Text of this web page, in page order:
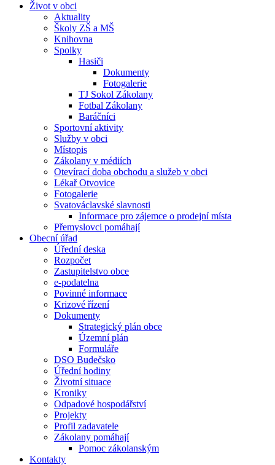
Život v obci
Aktuality
Školy ZŠ a MŠ
Knihovna
Spolky
Hasiči
Dokumenty
Fotogalerie
TJ Sokol Zákolany
Fotbal Zákolany
Baráčníci
Sportovní aktivity
Služby v obci
Místopis
Zákolany v médiích
Otevírací doba obchodu a služeb v obci
Lékař Otvovice
Fotogalerie
Svatováclavské slavnosti
Informace pro zájemce o prodejní místa
Přemyslovci pomáhají
Obecní úřad
Úřední deska
Rozpočet
Zastupitelstvo obce
e-podatelna
Povinné informace
Krizové řízení
Dokumenty
Strategický plán obce
Územní plán
Formuláře
DSO Budečsko
Úřední hodiny
Životní situace
Kroniky
Odpadové hospodářství
Projekty
Profil zadavatele
Zákolany pomáhají
Pomoc zákolanským
Kontakty